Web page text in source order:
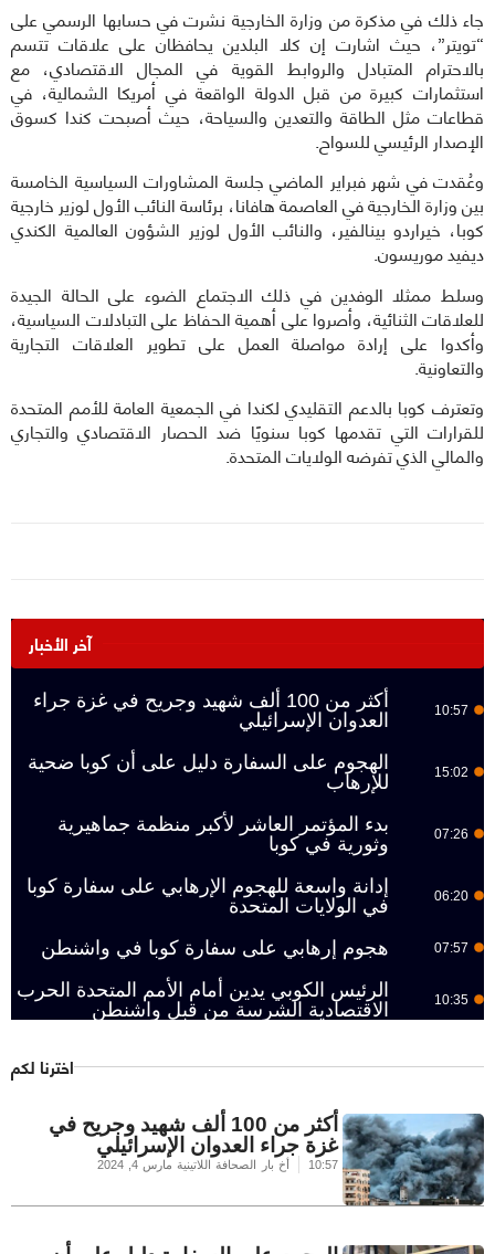
جاء ذلك في مذكرة من وزارة الخارجية نشرت في حسابها الرسمي على
“تويتر”، حيث اشارت إن كلا البلدين يحافظان على علاقات تتسم
بالاحترام المتبادل والروابط القوية في المجال الاقتصادي، مع
استثمارات كبيرة من قبل الدولة الواقعة في أمريكا الشمالية، في
قطاعات مثل الطاقة والتعدين والسياحة، حيث أصبحت كندا كسوق
الإصدار الرئيسي للسواح.
وعُقدت في شهر فبراير الماضي جلسة المشاورات السياسية الخامسة
بين وزارة الخارجية في العاصمة هافانا، برئاسة النائب الأول لوزير خارجية
كوبا، خيراردو بينالفير، والنائب الأول لوزير الشؤون العالمية الكندي
ديفيد موريسون.
وسلط ممثلا الوفدين في ذلك الاجتماع الضوء على الحالة الجيدة
للعلاقات الثنائية، وأصروا على أهمية الحفاظ على التبادلات السياسية،
وأكدوا على إرادة مواصلة العمل على تطوير العلاقات التجارية
والتعاونية.
وتعترف كوبا بالدعم التقليدي لكندا في الجمعية العامة للأمم المتحدة
للقرارات التي تقدمها كوبا سنويًا ضد الحصار الاقتصادي والتجاري
والمالي الذي تفرضه الولايات المتحدة.
آخر الأخبار
10:57
أكثر من 100 ألف شهيد وجريح في غزة جراء
العدوان الإسرائيلي
15:02
الهجوم على السفارة دليل على أن كوبا ضحية
للإرهاب
07:26
بدء المؤتمر العاشر لأكبر منظمة جماهيرية
وثورية في كوبا
06:20
إدانة واسعة للهجوم الإرهابي على سفارة كوبا
في الولايات المتحدة
07:57 هجوم إرهابي على سفارة كوبا في واشنطن
10:35
الرئيس الكوبي يدين أمام الأمم المتحدة الحرب
الاقتصادية الشرسة من قبل واشنطن
اخترنا لكم
أكثر من 100 ألف شهيد وجريح في
غزة جراء العدوان الإسرائيلي
10:57 أخ بار الصحافة اللاتينية مارس 4, 2024